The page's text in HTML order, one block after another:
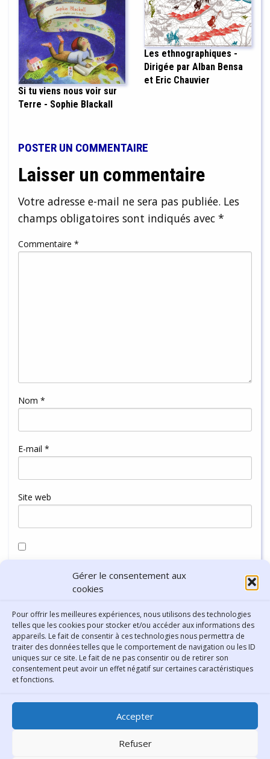
Gérer le consentement aux
cookies
Pour offrir les meilleures expériences, nous utilisons des technologies
telles que les cookies pour stocker et/ou accéder aux informations des
appareils. Le fait de consentir à ces technologies nous permettra de
traiter des données telles que le comportement de navigation ou les ID
uniques sur ce site. Le fait de ne pas consentir ou de retirer son
consentement peut avoir un effet négatif sur certaines caractéristiques
et fonctions.
Accepter
Refuser
Si tu viens nous voir sur
Terre - Sophie Blackall
Les ethnographiques -
Dirigée par Alban Bensa
et Eric Chauvier
POSTER UN COMMENTAIRE
Laisser un commentaire
Votre adresse e-mail ne sera pas publiée. Les
champs obligatoires sont indiqués avec *
Commentaire *
Nom *
E-mail *
Site web
navigateur pour mon prochain commentaire.
Bibliothèque municipale de
Lyon
30 Boulevard Vivier-Merle